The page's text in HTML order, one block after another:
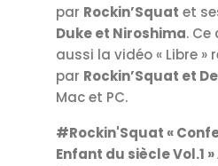
par Rockin’Squat et
Duke et Niroshima.
aussi la vidéo « Libre »
par Rockin’Squat et
Mac et PC.
#Rockin'Squat «
Enfant du siècle Vol.1 »